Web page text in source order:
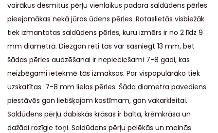
vairākus desmitus pērļu vienlaikus padara saldūdens pērles
pieejamākas nekā jūras ūdens pērles. Rotaslietās visbiežāk
tiek izmantotas saldūdens pērles, kuru izmērs ir no 2 līdz 9
mm diametrā. Diezgan reti tās var sasniegt 13 mm, bet
šādas pērles audzēšanai ir nepieciešami 7-8 gadi, kas
neizbēgami ietekmē tās izmaksas. Par vispopulārāko tiek
uzskatītas 7-8 mm lielas pērles. Šāda diametra pavediens
piestāvēs gan lietišķajam kostīmam, gan vakarkleitai.
Saldūdens pērļu dabiskās krāsas ir balta, krēmkrāsa un
dažādi rozīgie toņi. Saldūdens pērļu pelēkās un melnās